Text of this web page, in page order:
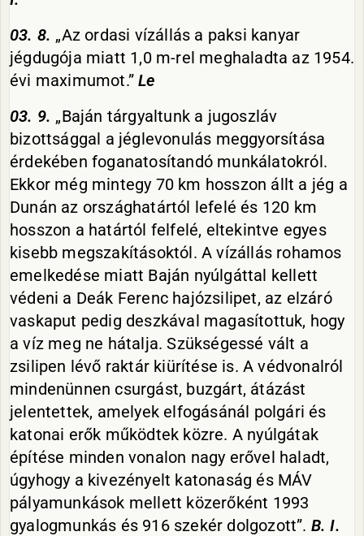
03. 8. „Az ordasi vízállás a paksi kanyar
jégdugója miatt 1,0 m-rel meghaladta az 1954.
évi maximumot.”Le
03. 9. „Baján tárgyaltunk a jugoszláv
bizottsággal a jéglevonulás meggyorsítása
érdekében foganatosítandó munkálatokról.
Ekkor még mintegy 70 km hosszon állt a jég a
Dunán az országhatártól lefelé és 120 km
hosszon a határtól felfelé, eltekintve egyes
kisebb megszakításoktól. A vízállás rohamos
emelkedése miatt Baján nyúlgáttal kellett
védeni a Deák Ferenc hajózsilipet, az elzáró
vaskaput pedig deszkával magasítottuk, hogy
a víz meg ne hátalja. Szükségessé vált a
zsilipen lévő raktár kiürítése is. A védvonalról
mindenünnen csurgást, buzgárt, átázást
jelentettek, amelyek elfogásánál polgári és
katonai erők működtek közre. A nyúlgátak
építése minden vonalon nagy erővel haladt,
úgyhogy a kivezényelt katonaság és MÁV
pályamunkások mellett közerőként 1993
gyalogmunkás és 916 szekér dolgozott”. B. I.